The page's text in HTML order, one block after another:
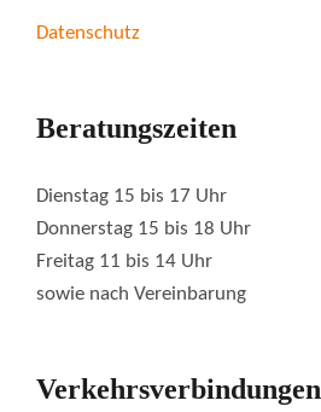
Datenschutz
Beratungszeiten
Dienstag 15 bis 17 Uhr
Donnerstag 15 bis 18 Uhr
Freitag 11 bis 14 Uhr
sowie nach Vereinbarung
Verkehrsverbindungen